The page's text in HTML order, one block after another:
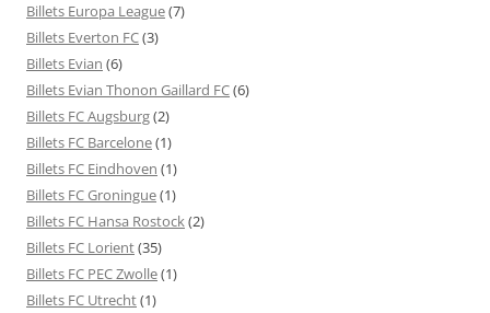
Billets Europa League(7)
Billets Everton FC(3)
Billets Evian (6)
Billets Evian Thonon Gaillard FC(6)
Billets FC Augsburg(2)
Billets FC Barcelone(1)
Billets FC Eindhoven (1)
Billets FC Groningue(1)
Billets FC Hansa Rostock(2)
Billets FC Lorient(35)
Billets FC PEC Zwolle(1)
Billets FC Utrecht(1)